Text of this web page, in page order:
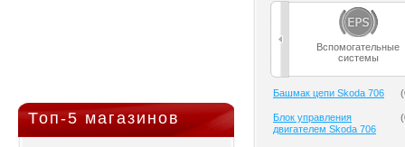
Топ-5 магазинов
Вспомогательные
системы
Башмак цепи Skoda 706 (
Блок управления
двигателем Skoda 706
(